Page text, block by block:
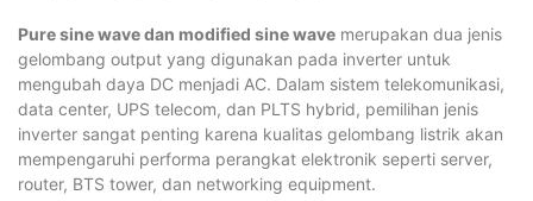
Pure sine wave dan modified sine wave merupakan dua jenis
gelombang output yang digunakan pada inverter untuk
mengubah daya DC menjadi AC. Dalam sistem telekomunikasi,
data center, UPS telecom, dan PLTS hybrid, pemilihan jenis
inverter sangat penting karena kualitas gelombang listrik akan
mempengaruhi performa perangkat elektronik seperti server,
router, BTS tower, dan networking equipment.